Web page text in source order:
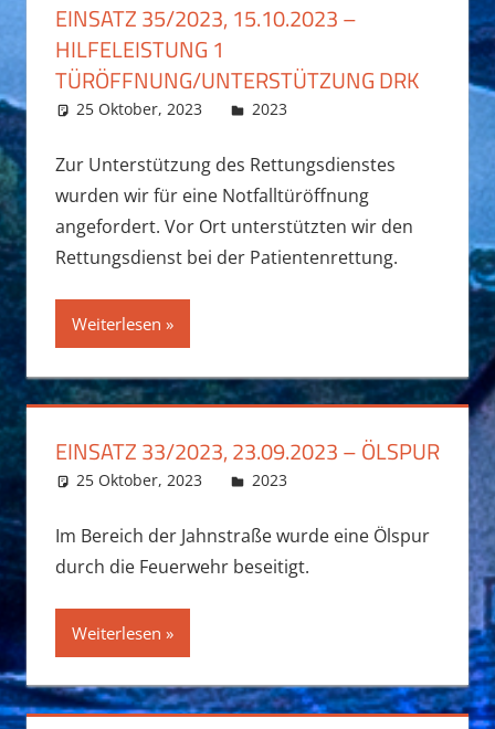
EINSATZ 35/2023, 15.10.2023 –
HILFELEISTUNG 1
TÜRÖFFNUNG/UNTERSTÜTZUNG DRK
25 Oktober, 2023 Fabian Funk
2023
Zur Unterstützung des Rettungsdienstes
wurden wir für eine Notfalltüröffnung
angefordert. Vor Ort unterstützten wir den
Rettungsdienst bei der Patientenrettung.
Weiterlesen
EINSATZ 33/2023, 23.09.2023 – ÖLSPUR
25 Oktober, 2023 Fabian Funk
2023
Im Bereich der Jahnstraße wurde eine Ölspur
durch die Feuerwehr beseitigt.
Weiterlesen